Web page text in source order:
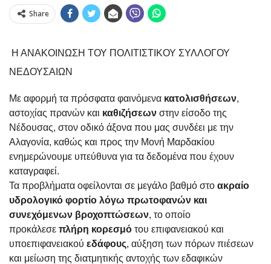
Share
Η ΑΝΑΚΟΙΝΩΣΗ ΤΟΥ ΠΟΛΙΤΙΣΤΙΚΟΥ ΣΥΛΛΟΓΟΥ
ΝΕΔΟΥΣΑΙΩΝ
Με αφορμή τα πρόσφατα φαινόμενα κατολισθήσεων,
αστοχίας πρανών και καθιζήσεων στην είσοδο της
Νέδουσας, στον οδικό άξονα που μας συνδέει με την
Αλαγονία, καθώς και προς την Μονή Μαρδακίου
ενημερώνουμε υπεύθυνα για τα δεδομένα που έχουν
καταγραφεί.
Τα προβλήματα οφείλονται σε μεγάλο βαθμό στο ακραίο
υδρολογικό φορτίο λόγω πρωτοφανών και
συνεχόμενων βροχοπτώσεων, το οποίο
προκάλεσε πλήρη κορεσμό του επιφανειακού και
υποεπιφανειακού εδάφους, αύξηση των πόρων πιέσεων
και μείωση της διατμητικής αντοχής των εδαφικών